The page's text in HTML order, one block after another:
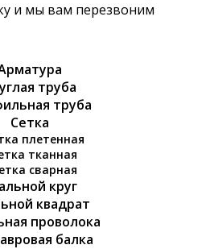
и мы вам перезвоним
труба
труба
Сетка
плетенная
тканная
сварная
круг
квадрат
проволока
балка